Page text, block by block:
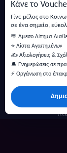
Κάνε το
Γίνε μέλος στο
σε ένα σημείο,
💬 Άμεσο Αίτημα
⭐ Λίστα Αγαπημένων
✍️ Αξιολογήσεις &
🔔 Ενημερώσεις σε
⚡ Οργάνωση στο